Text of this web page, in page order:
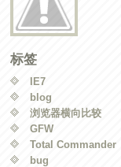
标签
IE7
blog
浏览器横向比较
GFW
Total Commander
bug